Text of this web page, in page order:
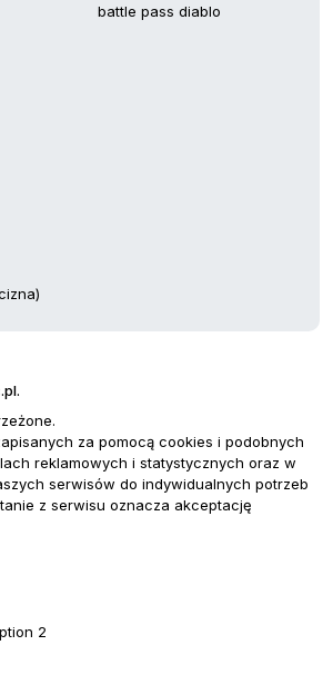
battle pass diablo
za pomocą cookies i podobnych
reklamowych i statystycznych oraz w
serwisów do indywidualnych potrzeb
z serwisu oznacza akceptację
2